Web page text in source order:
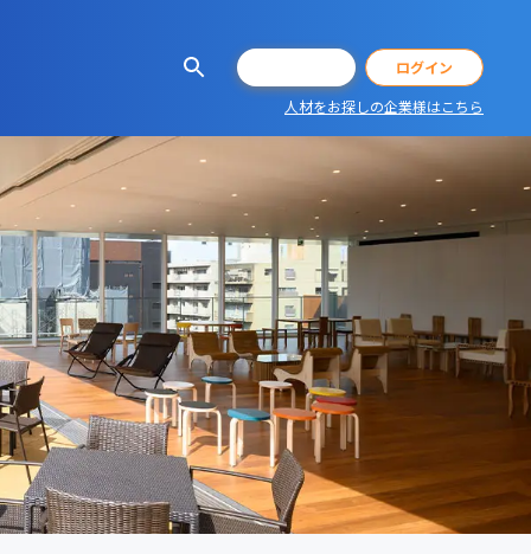
ログイン
人材をお探しの企業様はこちら